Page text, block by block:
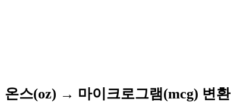
온스(oz) → 마이크로그램(mcg) 변환